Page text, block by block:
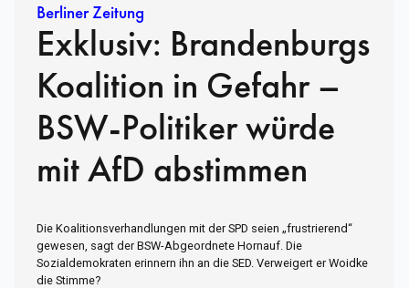
Berliner Zeitung
Exklusiv: Brandenburgs
Koalition in Gefahr –
BSW-Politiker würde
mit AfD abstimmen
Die Koalitionsverhandlungen mit der SPD seien „frustrierend“
gewesen, sagt der BSW-Abgeordnete Hornauf. Die
Sozialdemokraten erinnern ihn an die SED. Verweigert er Woidke
die Stimme?